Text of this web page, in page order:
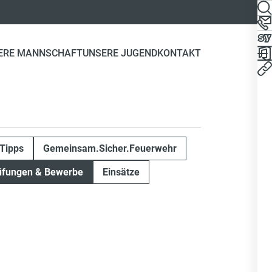
MANNSCHAFTUNSERE JUGENDKONTAKT
Gemeinsam.Sicher.Feuerwehr
& Bewerbe Einsätze